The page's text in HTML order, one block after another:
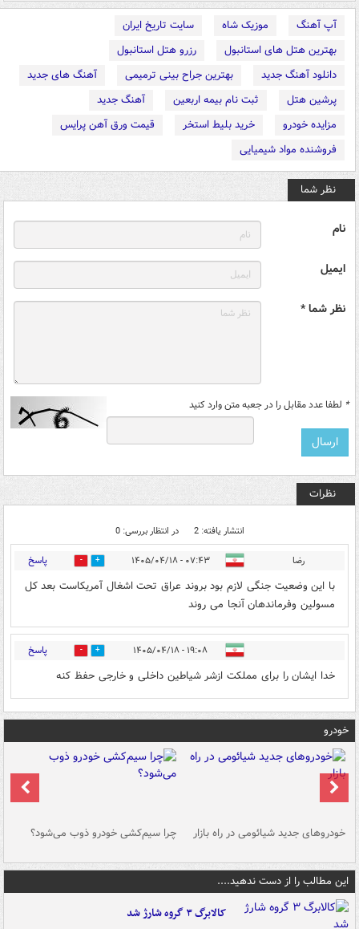
آپ آهنگ موزیک شاه
سایت تاریخ ایران
بهترین هتل های استانبول
رزرو هتل استانبول
دانلود آهنگ جدید
بهترین جراح بینی ترمیمی
آهنگ های جدید
پرشین هتل
ثبت نام بیمه اربعین
آهنگ جدید
مزایده خودرو
خرید بلیط استخر
قیمت ورق آهن پرایس
فروشنده مواد شیمیایی
نظر شما
نام
ایمیل
نظر شما *
* لطفا عدد مقابل را در جعبه متن وارد کنید
نظرات
انتشار یافته: 2 در انتظار بررسی: 0
رضا ۰۷:۴۳ - ۱۴۰۵/۰۴/۱۸ 0 پاسخ
با این وضعیت جنگی لازم بود بروند عراق تحت اشغال آمریکاست بعد کل
مسولین وفرماندهان آنجا می روند
۱۹:۰۸ - ۱۴۰۵/۰۴/۱۸ 0 پاسخ
خدا ایشان را برای مملکت ازشر شیاطین داخلی و خارجی حفظ کنه
خودرو
خودروهای جدید شیائومی در راه بازار چرا سیم‌کشی خودرو ذوب می‌شود؟
این مطالب را از دست ندهید....
کالابرگ ۳ گروه شارژ شد